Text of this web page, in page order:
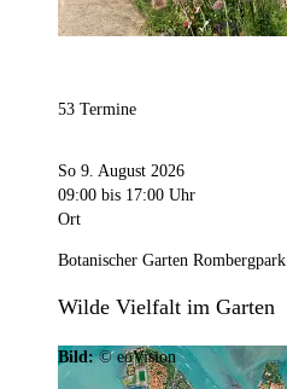
53 Termine
So 9. August 2026
09:00 bis 17:00 Uhr
Ort
Botanischer Garten Rombergpark
Wilde Vielfalt im Garten
Bild:© eoVision